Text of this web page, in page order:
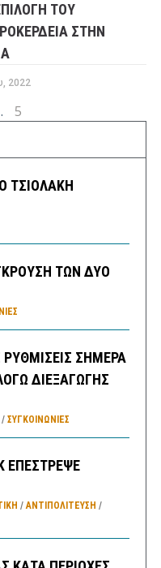
ΤΟΥ
ΣΤΗΝ
2022
5
ΤΣΙΟΛΑΚΗ
ΤΩΝ ΔΥΟ
ΣΗΜΕΡΑ
ΔΙΕΞΑΓΩΓΗΣ
ΣΥΓΚΟΙΝΩΝΊΕΣ
ΕΠΕΣΤΡΕΨΕ
/ΑΝΤΙΠΟΛΊΤΕΥΣΗ /